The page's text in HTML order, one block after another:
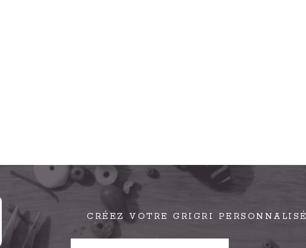
CRÉEZ VOTRE GRIGRI PERSONNALISÉ